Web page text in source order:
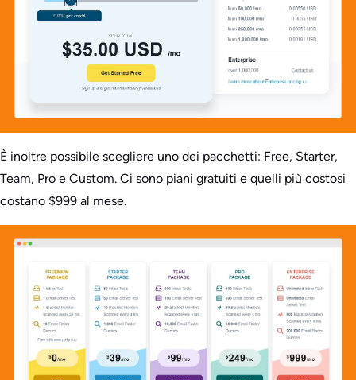
È inoltre possibile scegliere uno dei pacchetti: Free, Starter,
Team, Pro e Custom. Ci sono piani gratuiti e quelli più costosi
costano $999 al mese.